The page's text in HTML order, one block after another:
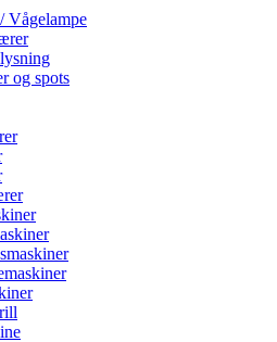
Vågelampe
og spots